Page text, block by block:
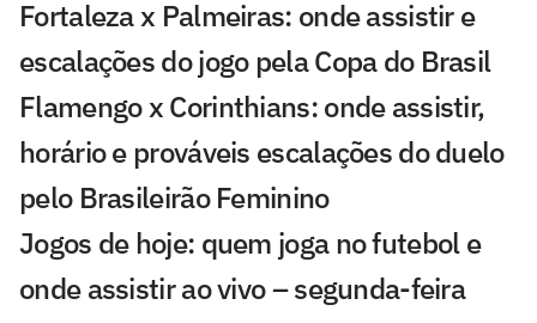
Fortaleza x Palmeiras: onde assistir e
escalações do jogo pela Copa do Brasil
Flamengo x Corinthians: onde assistir,
horário e prováveis escalações do duelo
pelo Brasileirão Feminino
Jogos de hoje: quem joga no futebol e
onde assistir ao vivo – segunda-feira